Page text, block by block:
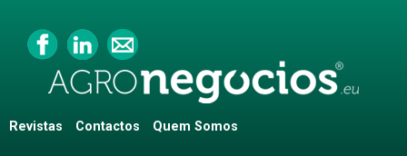
Revistas Contactos Quem Somos